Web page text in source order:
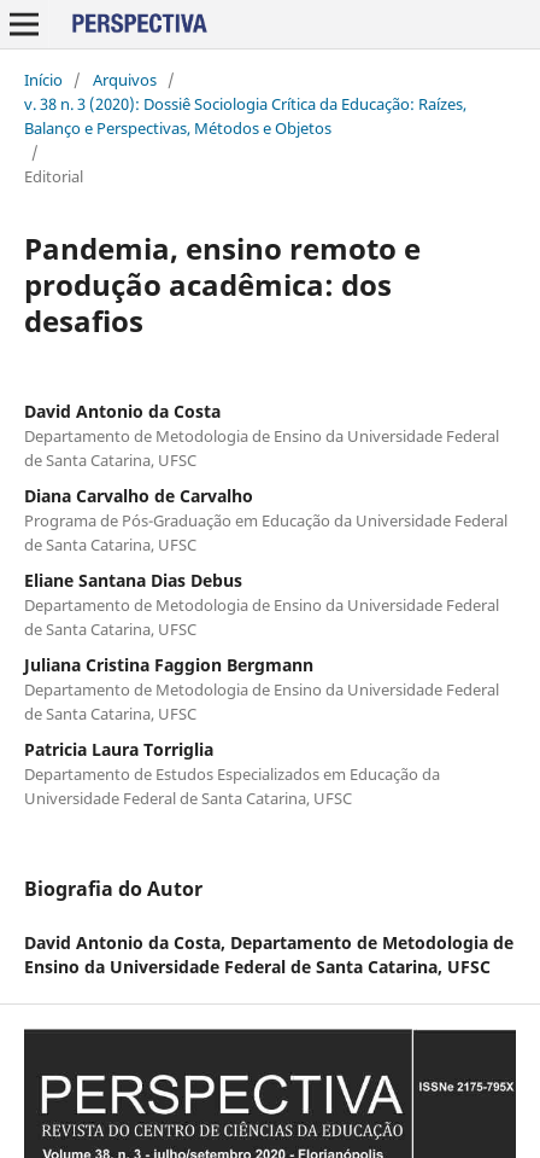
Início / Arquivos /
v. 38 n. 3 (2020): Dossiê Sociologia Crítica da Educação: Raízes,
Balanço e Perspectivas, Métodos e Objetos
/
Editorial
Pandemia, ensino remoto e
produção acadêmica: dos
desafios
David Antonio da Costa
Departamento de Metodologia de Ensino da Universidade Federal
de Santa Catarina, UFSC
Diana Carvalho de Carvalho
Programa de Pós-Graduação em Educação da Universidade Federal
de Santa Catarina, UFSC
Eliane Santana Dias Debus
Departamento de Metodologia de Ensino da Universidade Federal
de Santa Catarina, UFSC
Juliana Cristina Faggion Bergmann
Departamento de Metodologia de Ensino da Universidade Federal
de Santa Catarina, UFSC
Patricia Laura Torriglia
Departamento de Estudos Especializados em Educação da
Universidade Federal de Santa Catarina, UFSC
Biografia do Autor
David Antonio da Costa, Departamento de Metodologia de
Ensino da Universidade Federal de Santa Catarina, UFSC